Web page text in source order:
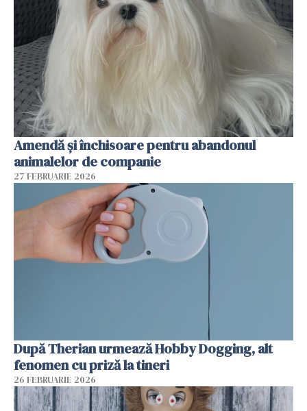
Amendă și închisoare pentru abandonul
animalelor de companie
27 FEBRUARIE 2026
După Therian urmează Hobby Dogging, alt
fenomen cu priză la tineri
26 FEBRUARIE 2026